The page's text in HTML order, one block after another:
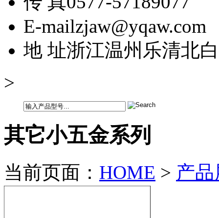
E-mailzjaw@yqaw.com
地 址浙江温州乐清北
>
其它小五金系列
当前页面： HOME > 产